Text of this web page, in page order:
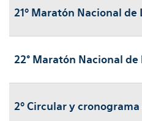
21º Maratón Nacional de
22° Maratón Nacional de
2º Circular y cronograma